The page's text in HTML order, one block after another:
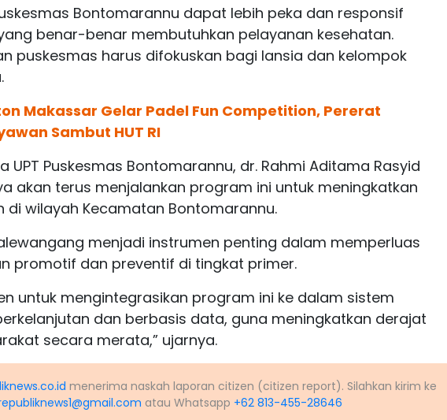
Bontomarannu dapat lebih peka dan responsif
benar-benar membutuhkan pelayanan kesehatan.
puskesmas harus difokuskan bagi lansia dan kelompok
Makassar Gelar Padel Fun Competition, Pererat
Sambut HUT RI
UPT Puskesmas Bontomarannu, dr. Rahmi Aditama Rasyid
akan terus menjalankan program ini untuk meningkatkan
di wilayah Kecamatan Bontomarannu.
menjadi instrumen penting dalam memperluas
promotif dan preventif di tingkat primer.
untuk mengintegrasikan program ini ke dalam sistem
dan berbasis data, guna meningkatkan derajat
secara merata,” ujarnya.
menerima naskah laporan citizen (citizen report). Silahkan kirim ke
atau Whatsapp +62 813-455-28646